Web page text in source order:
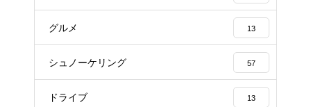
グルメ 13
シュノーケリング 57
ドライブ 13